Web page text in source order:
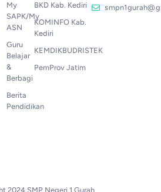
My
SAPK/My
ASN
Guru
Belajar
&
Berbagi
Berita
Pendidikan
BKD Kab. Kediri
KOMINFO Kab.
Kediri
KEMDIKBUDRISTEK
PemProv Jatim
2024 SMP Negeri 1 Gurah